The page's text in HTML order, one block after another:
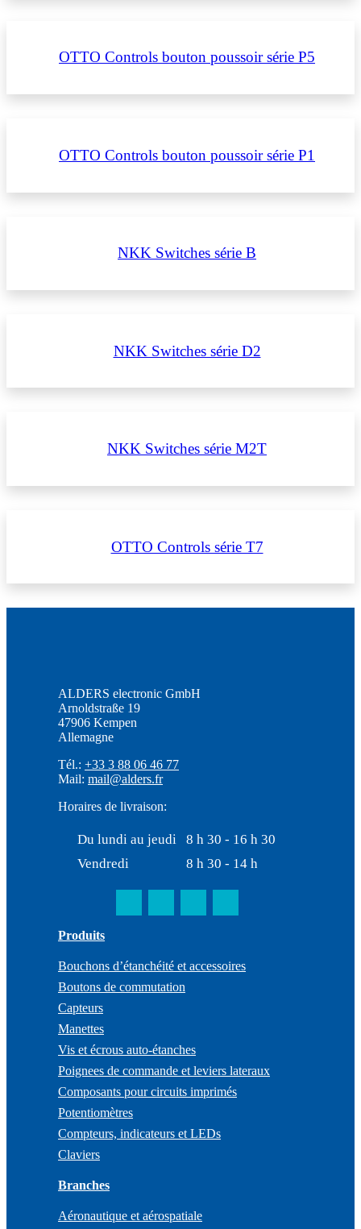
OTTO Controls bouton poussoir série P5
OTTO Controls bouton poussoir série P1
NKK Switches série B
NKK Switches série D2
NKK Switches série M2T
OTTO Controls série T7
ALDERS electronic GmbH
Arnoldstraße 19
47906 Kempen
Allemagne
Tél.: +33 3 88 06 46 77
Mail: mail@alders.fr
Horaires de livraison:
Du lundi au jeudi
8 h 30 - 16 h 30
Vendredi
8 h 30 - 14 h
Produits
Bouchons d’étanchéité et accessoires
Boutons de commutation
Capteurs
Manettes
Vis et écrous auto-étanches
Poignees de commande et leviers lateraux
Composants pour circuits imprimés
Potentiomètres
Compteurs, indicateurs et LEDs
Claviers
Branches
Aéronautique et aérospatiale